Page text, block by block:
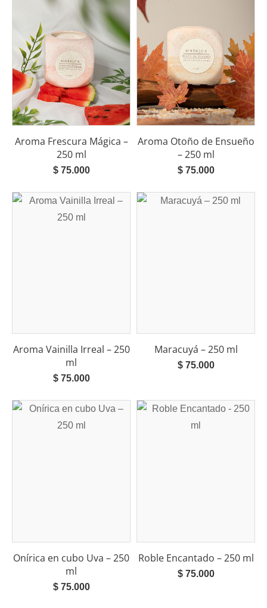
Aroma Frescura Mágica –
250 ml
$75.000
Aroma Otoño de Ensueño
– 250 ml
$75.000
Aroma Vainilla Irreal – 250
ml
$75.000
Maracuyá – 250 ml
$75.000
Onírica en cubo Uva – 250
ml
$75.000
Roble Encantado – 250 ml
$75.000